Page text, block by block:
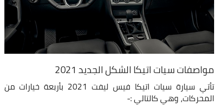
مواصفات سيات اتيكا الشكل الجديد 2021
تأتي سيارة سيات اتيكا فيس ليفت 2021 بأربعة خيارات من
المحركات، وهي كالتالي :-